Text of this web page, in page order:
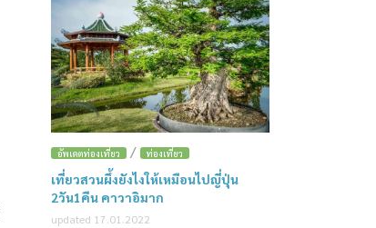
อัพเดตท่องเที่ยว / ท่องเที่ยว
เที่ยวสวนผึ้งยังไงให้เหมือนไปญี่ปุ่น
2วัน1คืน คาวาอิมาก
updated 17.01.2022